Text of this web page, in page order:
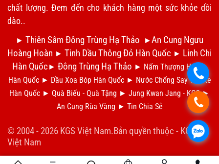
chất lượng. Đem đến cho khách hàng một sức khỏe dồi
dào..
.
.
.
► Thiên Sâm Đông Trùng Hạ Thảo ►An Cung Ngưu
Hoàng Hoàn ► Tinh Dầu Thông Đỏ Hàn Quốc ► Linh Chi
Hàn Quốc ► Đông Trùng Hạ Thảo ► Nấm Thượng Hoàng
Hàn Quốc ► Dầu Xoa Bóp Hàn Quốc ► Nước Chống Say Tàu Xe
Hàn Quốc ► Quà Biếu - Quà Tặng ► Jung Kwan Jang - KGC ►
An Cung Rùa Vàng ► Tin Chia Sẻ
© 2004 - 2026 KGS Việt Nam.Bản quyền thuộc - KGS
Việt Nam